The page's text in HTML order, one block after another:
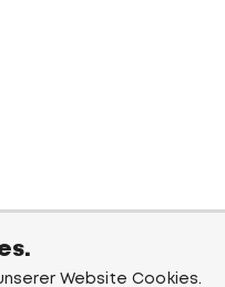
Website Cookies.